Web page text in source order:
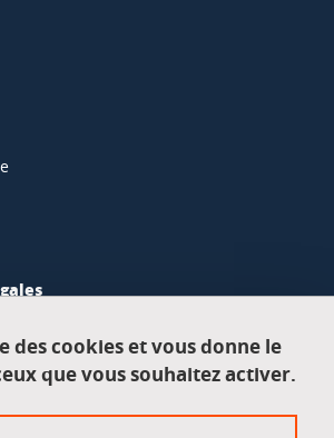
des cookies et vous donne le
que vous souhaitez activer.